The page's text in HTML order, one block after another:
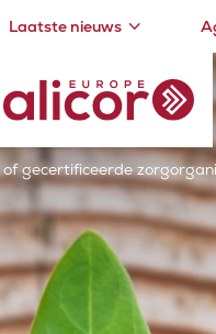
Laatste nieuws
gecertificeerde